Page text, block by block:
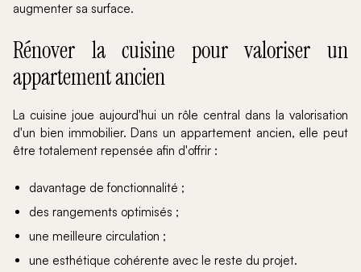
augmenter sa surface.
Rénover la cuisine pour valoriser un
appartement ancien
La cuisine joue aujourd'hui un rôle central dans la valorisation
d'un bien immobilier. Dans un appartement ancien, elle peut
être totalement repensée afin d'offrir :
davantage de fonctionnalité ;
des rangements optimisés ;
une meilleure circulation ;
une esthétique cohérente avec le reste du projet.